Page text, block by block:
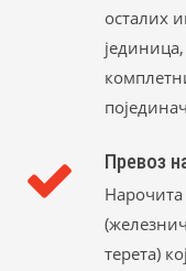
осталих
Превоз
терета)